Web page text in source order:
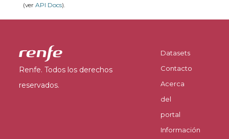
(ver API Docs).
Renfe. Todos los derechos
reservados.
Datasets
Contacto
Acerca
del
portal
Información